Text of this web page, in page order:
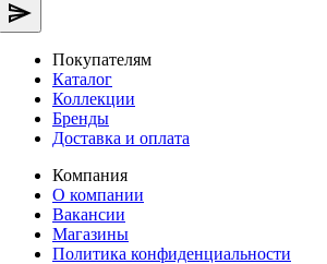
Покупателям
Каталог
Коллекции
Бренды
Доставка и оплата
Компания
О компании
Вакансии
Магазины
Политика конфиденциальности